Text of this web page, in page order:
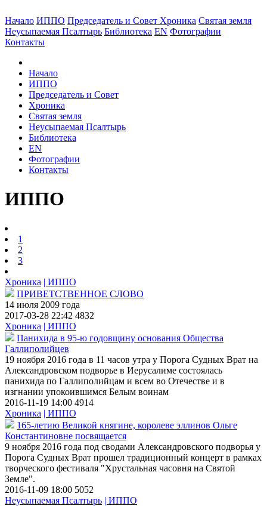
Начало ИППО Председатель и Совет Хроника Святая земля
Неусыпаемая Псалтырь Библиотека EN Фотографии
Контакты
Начало
ИППО
Председатель и Совет
Хроника
Святая земля
Неусыпаемая Псалтырь
Библиотека
EN
Фотографии
Контакты
ИППО
1
2
3
Хроника | ИППО
ПРИВЕТСТВЕННОЕ СЛОВО
14 июля 2009 года
2017-03-28 22:42 4832
Хроника | ИППО
Панихида в 95-ю годовщину основания Общества
Галлиполийцев
19 ноября 2016 года в 11 часов утра у Порога Судных Врат на
Александровском подворье в Иерусалиме состоялась
панихида по Галлиполийцам и всем во Отечестве и в
изгнании упокоившимся Белым воинам
2016-11-19 14:00 4914
Хроника | ИППО
165-летию Великой княгине, королеве эллинов Ольге
Константиновне посвящается
9 ноября 2016 года под сводами Александровского подворья у
Порога Судных Врат прошел традиционный концерт в рамках
творческого фестиваля "Хрустальная часовня на Святой
Земле".
2016-11-09 18:00 5052
Неусыпаемая Псалтырь | ИППО